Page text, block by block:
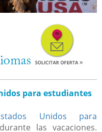
para estudiantes
Unidos para
las vacaciones.